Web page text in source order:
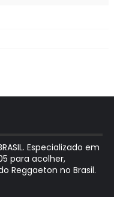
Especializado em
para acolher,
Reggaeton no Brasil.